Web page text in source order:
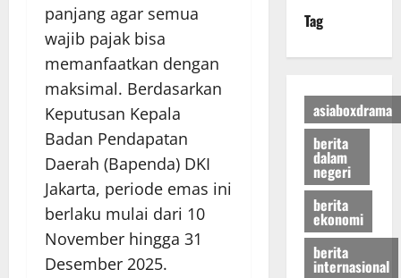
panjang agar semua
wajib pajak bisa
memanfaatkan dengan
maksimal. Berdasarkan
Keputusan Kepala
Badan Pendapatan
Daerah (Bapenda) DKI
Jakarta, periode emas ini
berlaku mulai dari 10
November hingga 31
Desember 2025.
Tag
asiaboxdrama
berita
dalam
negeri
berita
ekonomi
berita
internasional